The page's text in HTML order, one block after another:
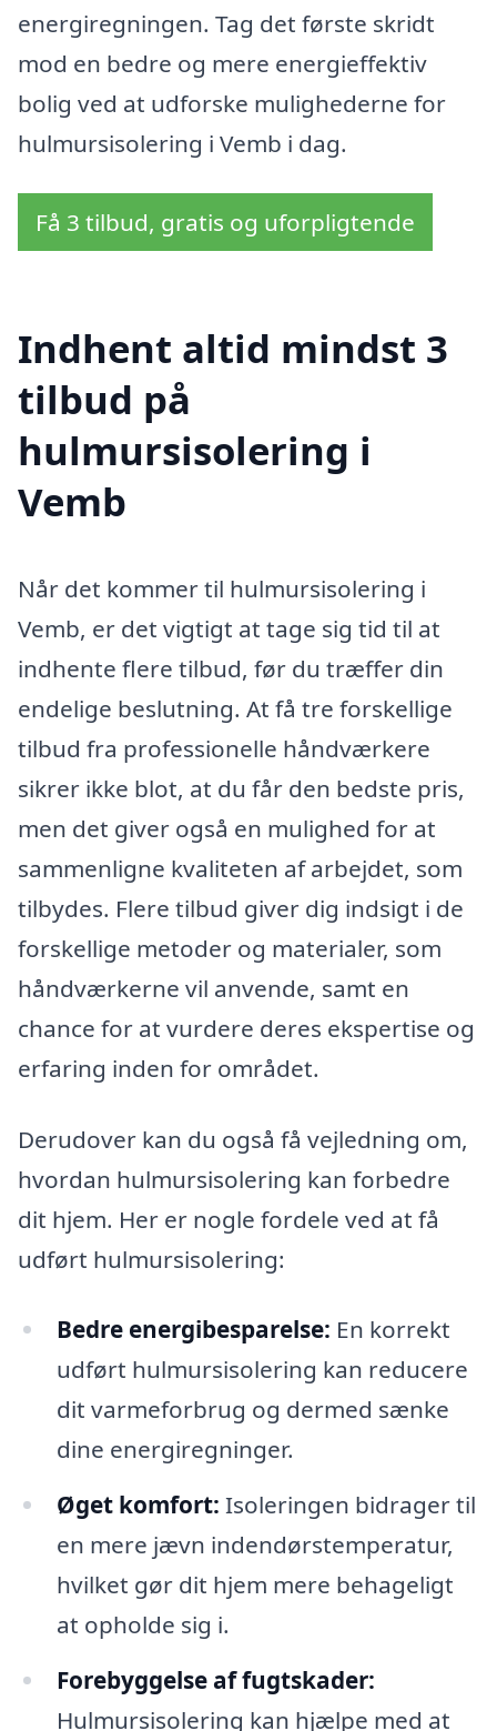
energiregningen. Tag det første skridt
mod en bedre og mere energieffektiv
bolig ved at udforske mulighederne for
hulmursisolering i Vemb i dag.
Få 3 tilbud, gratis og uforpligtende
Indhent altid mindst 3
tilbud på
hulmursisolering i
Vemb
Når det kommer til hulmursisolering i
Vemb, er det vigtigt at tage sig tid til at
indhente flere tilbud, før du træffer din
endelige beslutning. At få tre forskellige
tilbud fra professionelle håndværkere
sikrer ikke blot, at du får den bedste pris,
men det giver også en mulighed for at
sammenligne kvaliteten af arbejdet, som
tilbydes. Flere tilbud giver dig indsigt i de
forskellige metoder og materialer, som
håndværkerne vil anvende, samt en
chance for at vurdere deres ekspertise og
erfaring inden for området.
Derudover kan du også få vejledning om,
hvordan hulmursisolering kan forbedre
dit hjem. Her er nogle fordele ved at få
udført hulmursisolering:
Bedre energibesparelse: En korrekt
udført hulmursisolering kan reducere
dit varmeforbrug og dermed sænke
dine energiregninger.
Øget komfort: Isoleringen bidrager til
en mere jævn indendørstemperatur,
hvilket gør dit hjem mere behageligt
at opholde sig i.
Forebyggelse af fugtskader:
Hulmursisolering kan hjælpe med at